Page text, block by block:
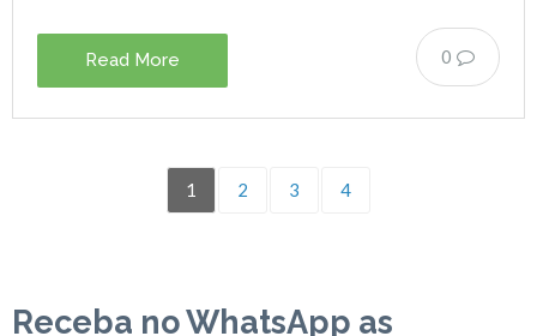
0
Read More
1 2 3 4
Receba no WhatsApp as